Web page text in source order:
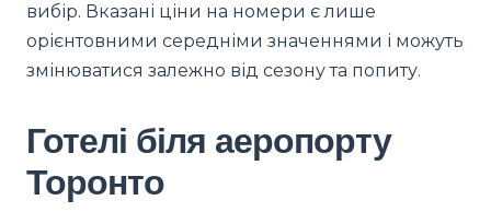
вибір. Вказані ціни на номери є лише
орієнтовними середніми значеннями і можуть
змінюватися залежно від сезону та попиту.
Готелі біля аеропорту
Торонто